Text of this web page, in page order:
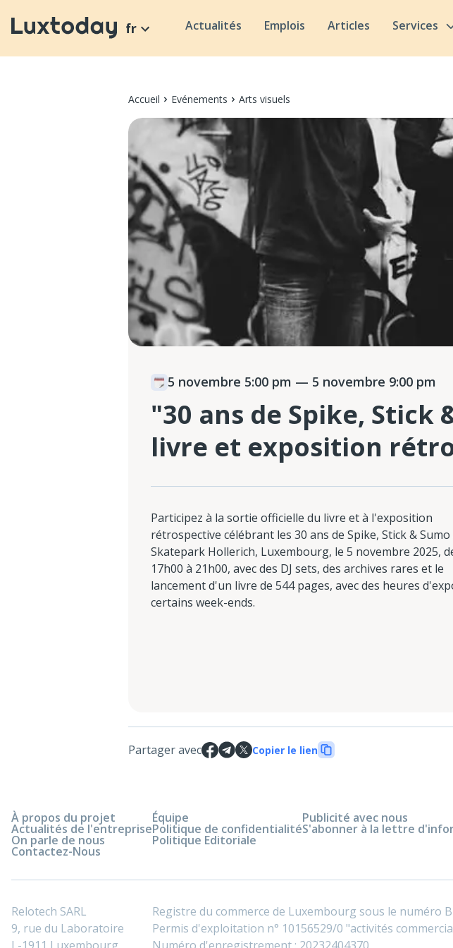
fr Actualités Emplois Articles Services
Accueil Evénements Arts visuels
5 novembre 5:00 pm — 5 novembre 9:00 pm
"30 ans de Spike, Stick
livre et exposition
Participez à la sortie officielle du livre et à l'exposition
rétrospective célébrant les 30 ans de Spike, Stick & Sumo
Skatepark Hollerich, Luxembourg, le 5 novembre 2025,
17h00 à 21h00, avec des DJ sets, des archives rares et le
lancement d'un livre de 544 pages, avec des heures
certains week-ends.
Partager avec Copier le lien
À propos du projet
Actualités de l'entreprise
On parle de nous
Contactez-Nous
Équipe
Politique de confidentialité
Politique Editoriale
Publicité avec nous
S'abonner à la lettre
Relotech SARL
9, rue du Laboratoire
Registre du commerce de Luxembourg sous le numéro
Permis d'exploitation n° 10156529/0 "activités